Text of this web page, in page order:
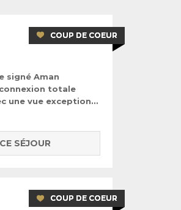
COUP DE COEUR
signé Aman
totale
vue exceptionnelle
SÉJOUR
COUP DE COEUR